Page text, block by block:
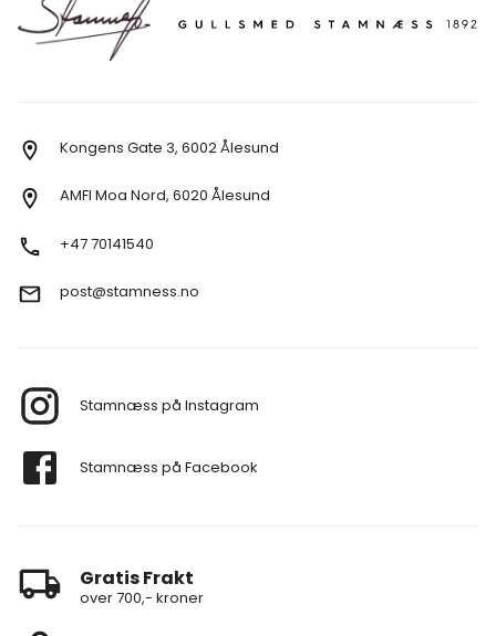
Kongens Gate 3, 6002 Ålesund
AMFI Moa Nord, 6020 Ålesund
+47 70141540
post@stamness.no
Stamnæss på Instagram
Stamnæss på Facebook
Gratis Frakt
over 700,- kroner